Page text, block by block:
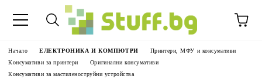
Начало ЕЛЕКТРОНИКА И КОМПЮТРИ
Принтери, МФУ и консумативи
Консумативи за принтери
Оригинални консумативи
Консумативи за мастиленоструйни устройства